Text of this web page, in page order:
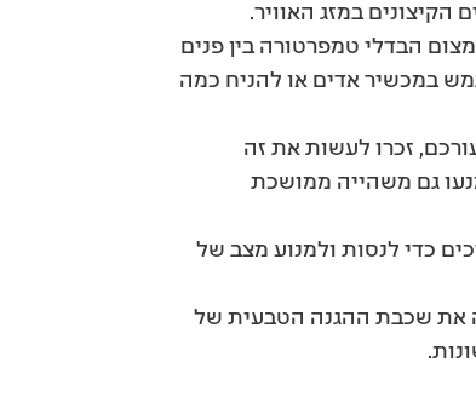
הקיצונים במזג האוויר.
הבדלי טמפרטורה בין פנים
במכשיר אדים או להניח כמה
זכרו לעשות את זה
גם משהייה ממושכת
כדי לנסות ולמנוע מצב של
את שכבת ההגנה הטבעית של